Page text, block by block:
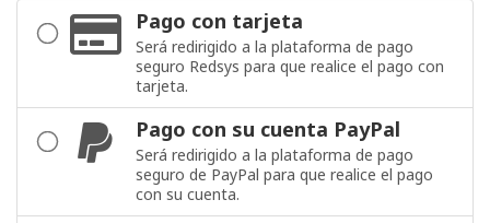
Pago con tarjeta
Será redirigido a la plataforma de pago
seguro Redsys para que realice el pago con
tarjeta.
Pago con su cuenta PayPal
Será redirigido a la plataforma de pago
seguro de PayPal para que realice el pago
con su cuenta.